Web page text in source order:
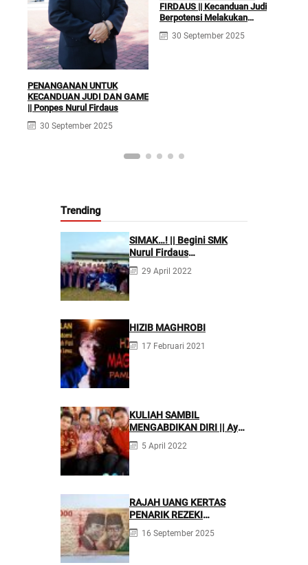
PENANGANAN UNTUK
KECANDUAN JUDI DAN GAME
|| Ponpes Nurul Firdaus
30 September 2025
FIRDAUS || Kecanduan Judi
Berpotensi Melakukan
30 September 2025
Trending
SIMAK…! || Begini SMK
Nurul Firdaus
Mengarahkan Siswanya
agar Menjadi Asisten
29 April 2022
HIZIB MAGHROBI
17 Februari 2021
KULIAH SAMBIL
MENGABDIKAN DIRI || Ayo
Mondok di Pesantren
Nurul Firdaus
5 April 2022
RAJAH UANG KERTAS
PENARIK REZEKI
BERLIMPAH
16 September 2025